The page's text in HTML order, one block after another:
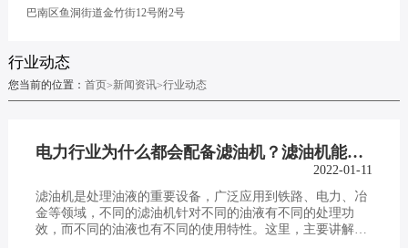
巴南区鱼洞街道金竹街12号附2号
行业动态
您当前的位置： 首页>新闻资讯>行业动态
电力行业为什么都会配备滤油机？滤油机能恢复油品哪些性能呢？
2022-01-11
滤油机是处理油液的重要设备，广泛应用到铁路、电力、冶
金等领域，不同的滤油机针对不同的油液有不同的处理功
效，而不同的油液也有不同的使用特性。这里，主要讲解滤